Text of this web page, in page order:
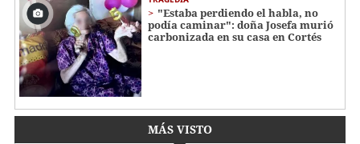
"Estaba perdiendo el habla, no
podía caminar": doña Josefa murió
carbonizada en su casa en Cortés
MÁS VISTO